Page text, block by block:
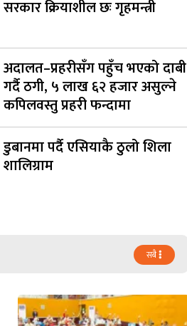
सरकार क्रियाशील छः गृहमन्त्री
अदालत–प्रहरीसँग पहुँच भएको दाबी
गर्दै ठगी, ५ लाख ६२ हजार असुल्ने
कपिलवस्तु प्रहरी फन्दामा
डुबानमा पर्दै एसियाकै ठुलो शिला
शालिग्राम
सबै